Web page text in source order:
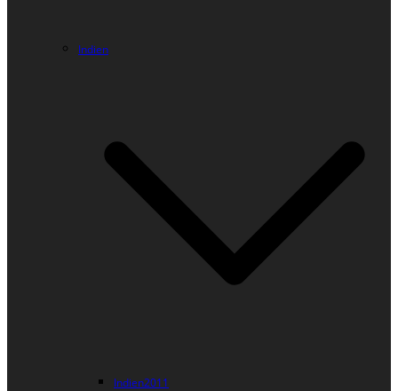
Indien
Indien2011